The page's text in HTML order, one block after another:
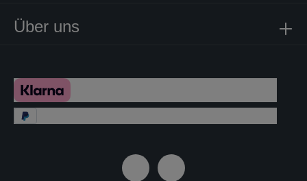
Über uns